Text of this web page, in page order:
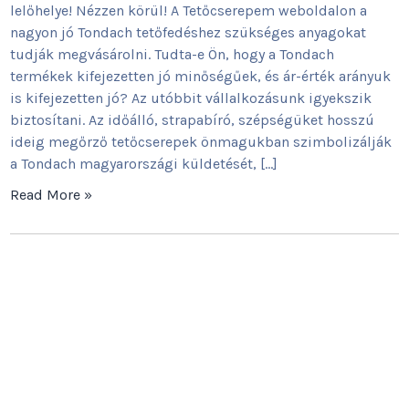
lelőhelye! Nézzen körül! A Tetőcserepem weboldalon a
nagyon jó Tondach tetőfedéshez szükséges anyagokat
tudják megvásárolni. Tudta-e Ön, hogy a Tondach
termékek kifejezetten jó minőségűek, és ár-érték arányuk
is kifejezetten jó? Az utóbbit vállalkozásunk igyekszik
biztosítani. Az időálló, strapabíró, szépségüket hosszú
ideig megőrző tetőcserepek önmagukban szimbolizálják
a Tondach magyarországi küldetését, […]
Read More »